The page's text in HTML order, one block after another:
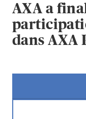
AXA a
dans AXA